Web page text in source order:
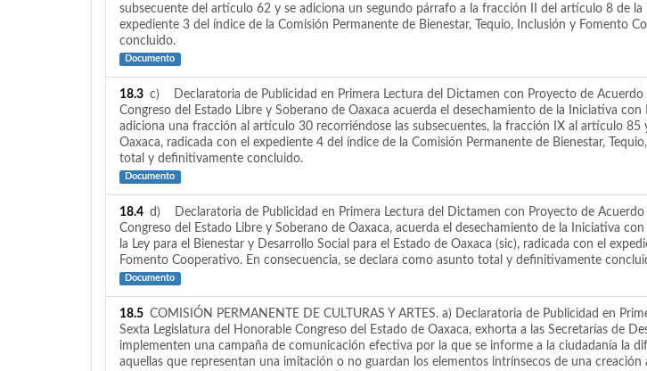
subsecuente del artículo 62 y se adiciona un segundo párrafo a la fracción II del artículo 8 de
expediente 3 del índice de la Comisión Permanente de Bienestar, Tequio, Inclusión y Fomento
concluido.
Documento
18.3 c) Declaratoria de Publicidad en Primera Lectura del Dictamen con Proyecto de
Congreso del Estado Libre y Soberano de Oaxaca acuerda el desechamiento de la Iniciativa
adiciona una fracción al artículo 30 recorriéndose las subsecuentes, la fracción IX al artículo
Oaxaca, radicada con el expediente 4 del índice de la Comisión Permanente de Bienestar,
total y definitivamente concluido.
Documento
18.4 d) Declaratoria de Publicidad en Primera Lectura del Dictamen con Proyecto de
Congreso del Estado Libre y Soberano de Oaxaca, acuerda el desechamiento de la Iniciativa
la Ley para el Bienestar y Desarrollo Social para el Estado de Oaxaca (sic), radicada con el
Fomento Cooperativo. En consecuencia, se declara como asunto total y definitivamente
Documento
18.5 COMISIÓN PERMANENTE DE CULTURAS Y ARTES. a) Declaratoria de Publicidad en
Sexta Legislatura del Honorable Congreso del Estado de Oaxaca, exhorta a las Secretarías de
implementen una campaña de comunicación efectiva por la que se informe a la ciudadanía la
aquellas que representan una imitación o no guardan los elementos intrínsecos de una